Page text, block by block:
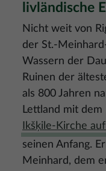
livländische
Nicht weit von
der St.-
Wassern der
Ruinen der
als 800 Jahren
Lettland mit dem
Ikšķile-Kirche
seinen Anfang.
Meinhard, dem